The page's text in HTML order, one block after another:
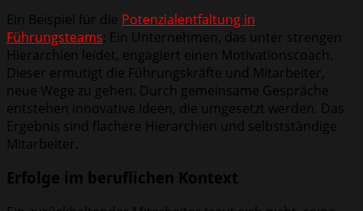
Ein Beispiel für die Potenzialentfaltung in
Führungsteams: Ein Unternehmen, das unter strengen
Hierarchien leidet, engagiert einen Motivationscoach.
Dieser ermutigt die Führungskräfte und Mitarbeiter,
neue Wege zu gehen. Durch gemeinsame Gespräche
entstehen innovative Ideen, die umgesetzt werden. Das
Ergebnis sind flachere Hierarchien und selbstständige
Mitarbeiter.
Erfolge im beruflichen Kontext